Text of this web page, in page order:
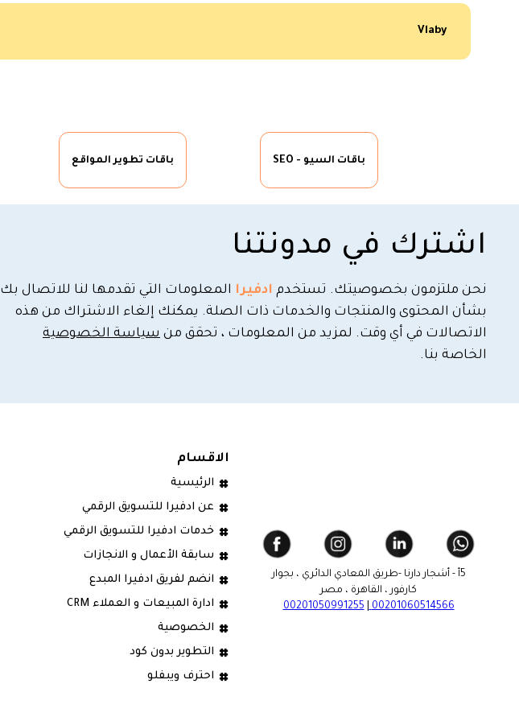
Vlaby
باقات السيو - SEO باقات تطوير المواقع
اشترك في مدونتنا
نحن ملتزمون بخصوصيتك. تستخدم ادفيرا المعلومات التي تقدمها لنا للاتصال بك
بشأن المحتوى والمنتجات والخدمات ذات الصلة. يمكنك إلغاء الاشتراك من هذه
الاتصالات في أي وقت. لمزيد من المعلومات ، تحقق من سياسة الخصوصية
الخاصة بنا.
الاقسام
الرئيسية
عن ادفيرا للتسويق الرقمي
خدمات ادفيرا للتسويق الرقمي
سابقة الأعمال و الانجازات
انضم لفريق ادفيرا المبدع
ادارة المبيعات و العملاء CRM
الخصوصية
التطوير بدون كود
احترف ويبفلو
5أ - أشجار دارنا -طريق المعادي الدائري ، بجوار
كارفور ، القاهرة ، مصر
00201060514566
|
00201050991255